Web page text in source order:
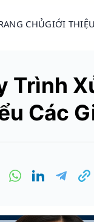
CHỦGIỚI THIỆU
Trình
Các